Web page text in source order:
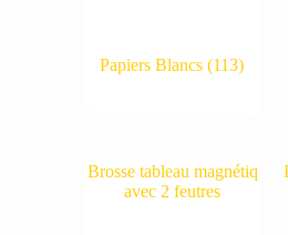
Papiers Blancs(113)